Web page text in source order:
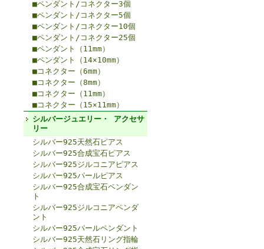
■ペンダント/コネクター3個
■ペンダント/コネクター5個
■ペンダント/コネクター10個
■ペンダント/コネクター25個
■ペンダント（11mm）
■ペンダント（14×10mm）
■コネクター（6mm）
■コネクター（8mm）
■コネクター（11mm）
■コネクター（15×11mm）
シルバージュエリー・ アクセサ
リー
シルバー925天然石ピアス
シルバー925合成宝石ピアス
シルバー925ジルコニアピアス
シルバー925パールピアス
シルバー925合成宝石ペンダン
ト
シルバー925ジルコニアペンダ
ント
シルバー925パールペンダント
シルバー925天然石リング指輪